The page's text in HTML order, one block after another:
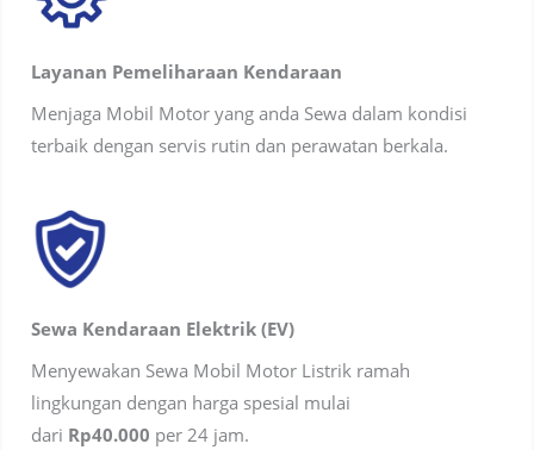
Layanan Pemeliharaan Kendaraan
Menjaga Mobil Motor yang anda Sewa dalam kondisi
terbaik dengan servis rutin dan perawatan berkala.
Sewa Kendaraan Elektrik (EV)
Menyewakan Sewa Mobil Motor Listrik ramah
lingkungan dengan harga spesial mulai
dari Rp40.000 per 24 jam.